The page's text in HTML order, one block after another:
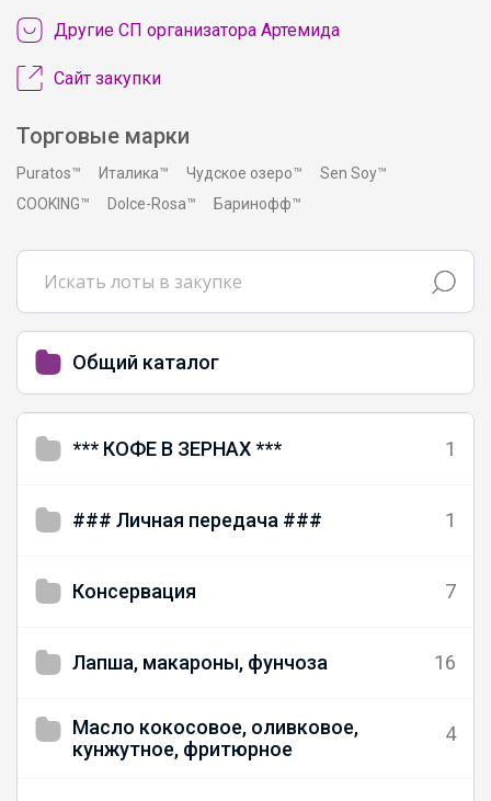
Общий каталог
*** КОФЕ В ЗЕРНАХ *** 1
### Личная передача ### 1
Консервация 7
Лапша, макароны, фунчоза 16
Масло кокосовое, оливковое,
кунжутное, фритюрное
4
Другие СП организатора Артемида
Сайт закупки
Торговые марки
Puratos™ Италика™ Чудское озеро™
Sen Soy™
COOKING™
Dolce-Rosa™ Баринофф™